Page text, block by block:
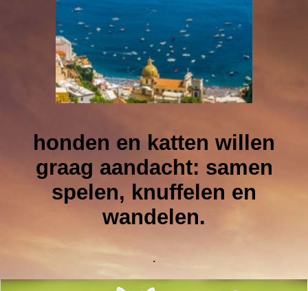
honden en katten willen
graag aandacht: samen
spelen, knuffelen en
wandelen.
.